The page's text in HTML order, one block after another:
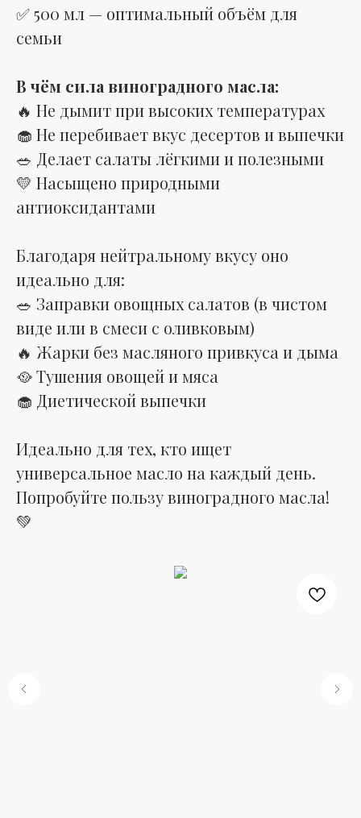
✅ 500 мл — оптимальный объём для
семьи
В чём сила виноградного масла:
🔥 Не дымит при высоких температурах
🧁 Не перебивает вкус десертов и выпечки
🥗 Делает салаты лёгкими и полезными
💛 Насыщено природными
антиоксидантами
Благодаря нейтральному вкусу оно
идеально для:
🥗 Заправки овощных салатов (в чистом
виде или в смеси с оливковым)
🔥 Жарки без масляного привкуса и дыма
🥘 Тушения овощей и мяса
🧁 Диетической выпечки
Идеально для тех, кто ищет
универсальное масло на каждый день.
Попробуйте пользу виноградного масла!
💚